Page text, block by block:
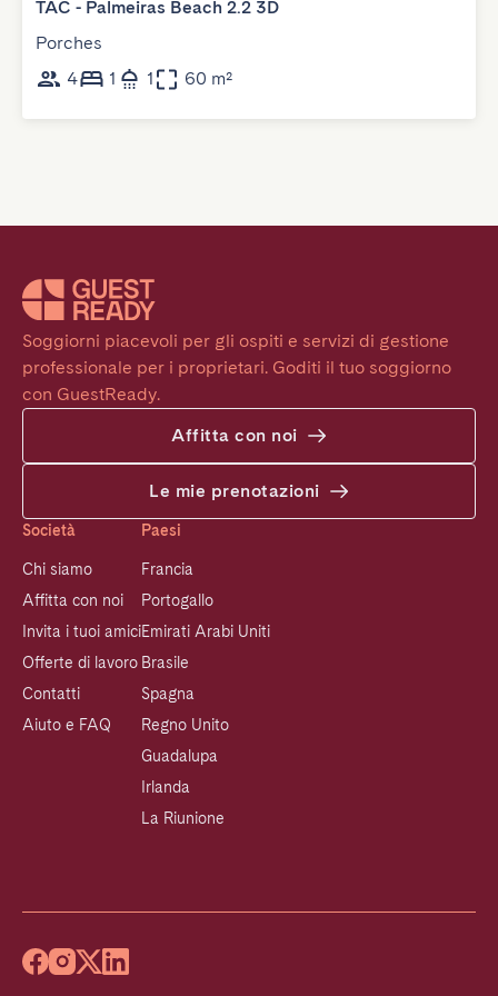
TAC - Palmeiras Beach 2.2 3D
Porches
4
1 1 60 m²
Soggiorni piacevoli per gli ospiti e servizi di gestione
professionale per i proprietari. Goditi il tuo soggiorno
con GuestReady.
Affitta con noi
Le mie prenotazioni
Società
Chi siamo
Affitta con noi
Invita i tuoi amici
Offerte di lavoro
Contatti
Aiuto e FAQ
Paesi
Francia
Portogallo
Emirati Arabi Uniti
Brasile
Spagna
Regno Unito
Guadalupa
Irlanda
La Riunione